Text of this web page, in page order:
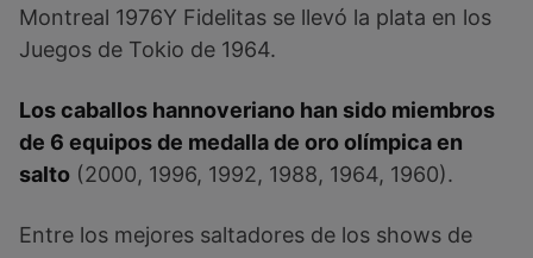
Montreal 1976Y Fidelitas se llevó la plata en los
Juegos de Tokio de 1964.
Los caballos hannoveriano han sido miembros
de 6 equipos de medalla de oro olímpica en
salto (2000, 1996, 1992, 1988, 1964, 1960).
Entre los mejores saltadores de los shows de